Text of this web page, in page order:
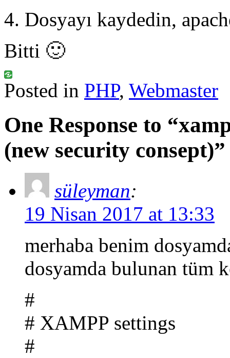
4. Dosyayı kaydedin,
Bitti 🙂
Posted in PHP, Webmaster
One Response to
(new security consept)”
süleyman:
19 Nisan 2017 at 13:33
merhaba benim
dosyamda bulunan tüm
#
# XAMPP settings
#